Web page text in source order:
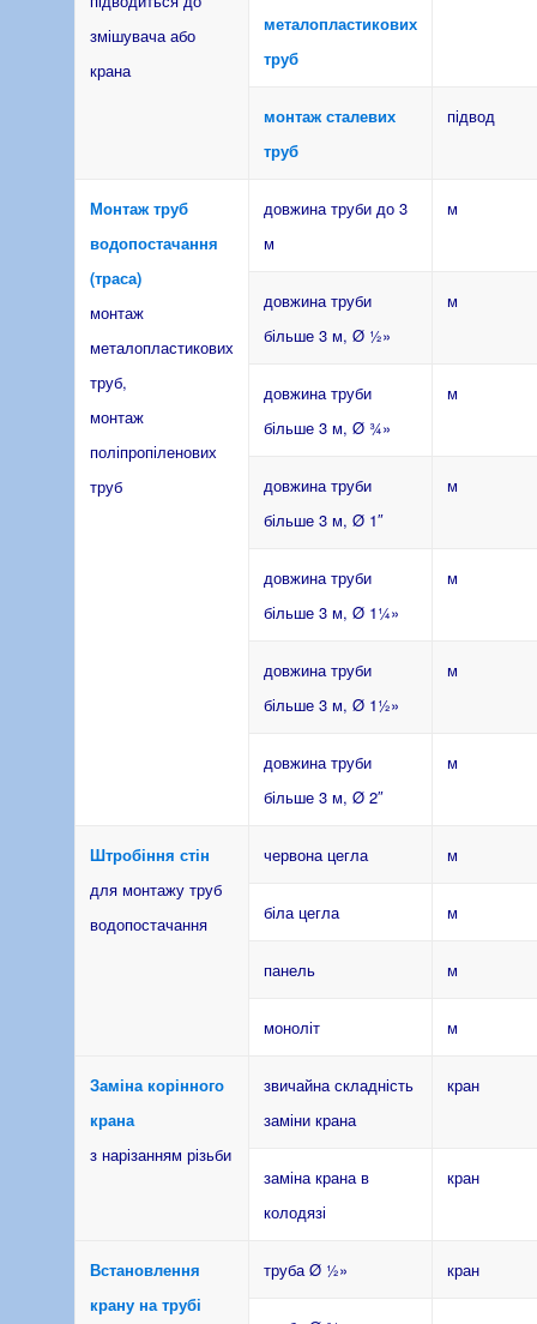
змішувача або
крана
металопластикових
труб
монтаж сталевих
труб
підвод
Монтаж труб
водопостачання
(траса)
монтаж
металопластикових
труб,
монтаж
поліпропіленових
труб
довжина труби до 3
м
м
довжина труби
більше 3 м, Ø ½»
м
довжина труби
більше 3 м, Ø ¾»
м
довжина труби
більше 3 м, Ø 1″
м
довжина труби
більше 3 м, Ø 1¼»
м
довжина труби
більше 3 м, Ø 1½»
м
довжина труби
більше 3 м, Ø 2″
м
Штробіння стін
для монтажу труб
водопостачання
червона цегла м
біла цегла м
панель м
моноліт м
Заміна корінного
крана
з нарізанням різьби
звичайна складність
заміни крана
кран
заміна крана в
колодязі
кран
Встановлення
крану на трубі
труба Ø ½» кран